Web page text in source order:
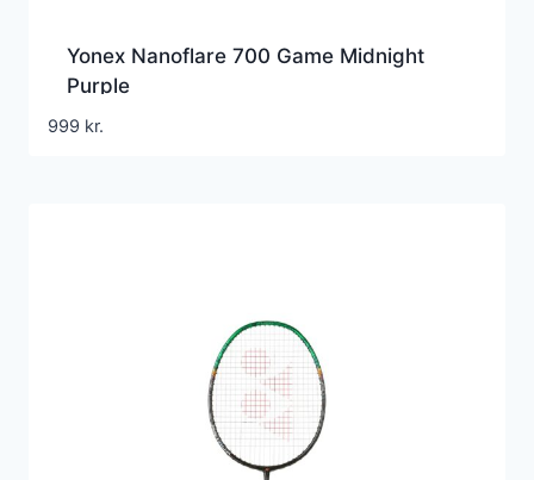
Yonex Nanoflare 700 Game Midnight
Purple
999 kr.